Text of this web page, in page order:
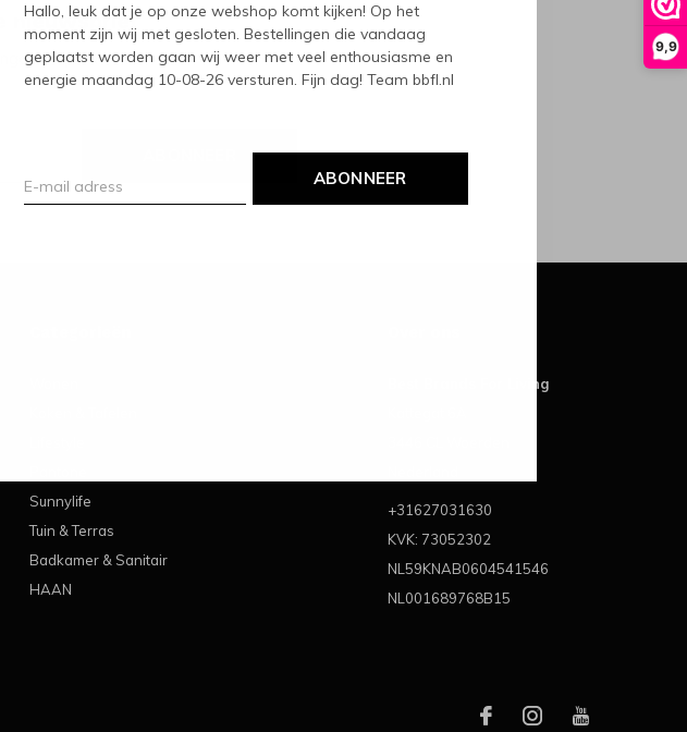
9,9
Hallo, leuk dat je op onze webshop komt kijken! Op het
moment zijn wij met gesloten. Bestellingen die vandaag
geplaatst worden gaan wij weer met veel enthousiasme en
energie maandag 10-08-26 versturen. Fijn dag! Team bbfl.nl
ABONNEER
nieuwsbrief
en promoties
Sunnylife
Tuin & Terras
Badkamer & Sanitair
HAAN
Best Brands For Living
+31627031630
KVK: 73052302
NL59KNAB0604541546
NL001689768B15